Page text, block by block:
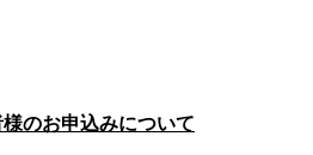
のお申込みについて